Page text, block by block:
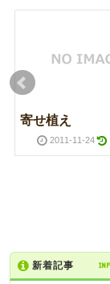
寄せ植え
2011-11-24
新着記事